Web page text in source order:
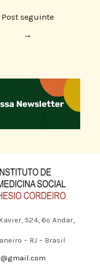
Post seguinte
→
Newsletter
524, 6º Andar,
– RJ – Brasil